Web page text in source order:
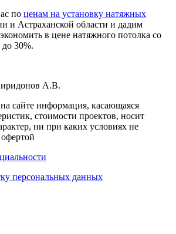
по ценам на установку натяжных
и Астраханской области и дадим
в цене натяжного потолка со
30%.
А.В.
сайте информация, касающаяся
стоимости проектов, носит
ни при каких условиях не
персональных данных